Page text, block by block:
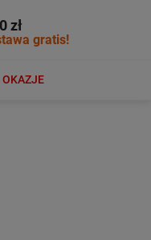
zł
gratis!
OKAZJE